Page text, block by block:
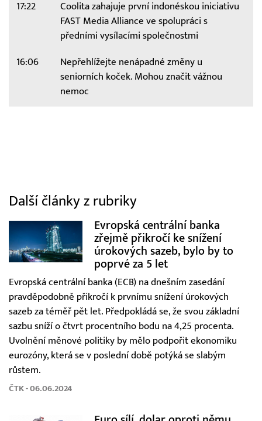
17:22
Coolita zahajuje první indonéskou iniciativu
FAST Media Alliance ve spolupráci s
předními vysílacími společnostmi
16:06
Nepřehlížejte nenápadné změny u
seniorních koček. Mohou značit vážnou
nemoc
Další články z rubriky
Evropská centrální banka
zřejmě přikročí ke snížení
úrokových sazeb, bylo by to
poprvé za 5 let
Evropská centrální banka (ECB) na dnešním zasedání
pravděpodobně přikročí k prvnímu snížení úrokových
sazeb za téměř pět let. Předpokládá se, že svou základní
sazbu sníží o čtvrt procentního bodu na 4,25 procenta.
Uvolnění měnové politiky by mělo podpořit ekonomiku
eurozóny, která se v poslední době potýká se slabým
růstem.
ČTK - 06.06.2024